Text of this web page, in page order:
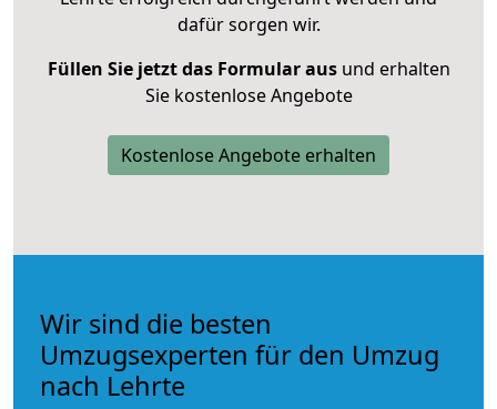
dafür sorgen wir.
Füllen Sie jetzt das Formular ausund erhalten
Sie kostenlose Angebote
Kostenlose Angebote erhalten
Wir sind die besten
Umzugsexperten für den Umzug
nach Lehrte